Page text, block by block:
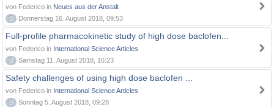
von Federico in Neues aus der Anstalt
0
Donnerstag 16. August 2018, 09:53
Full-profile pharmacokinetic study of high dose baclofen...
von Federico in International Science Articles
0
Samstag 11. August 2018, 16:23
Safety challenges of using high dose baclofen ...
von Federico in International Science Articles
0
Sonntag 5. August 2018, 09:28